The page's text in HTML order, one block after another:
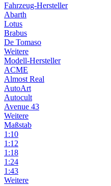
Fahrzeug-Hersteller
Abarth
Lotus
Brabus
De Tomaso
Weitere
Modell-Hersteller
ACME
Almost Real
AutoArt
Autocult
Avenue 43
Weitere
Maßstab
1:10
1:12
1:18
1:24
1:43
Weitere